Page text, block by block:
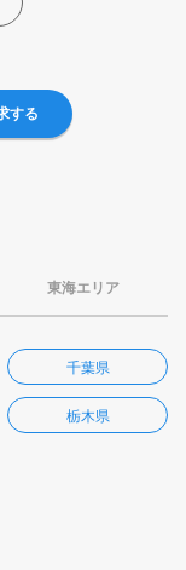
する
東海エリア
千葉県
栃木県